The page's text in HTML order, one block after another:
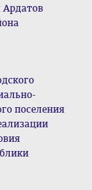
Ардатов
поселения